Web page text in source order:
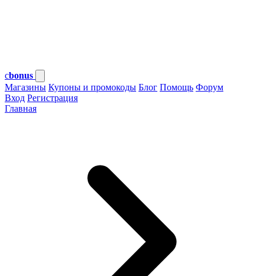
cbonus
Магазины Купоны и промокоды Блог Помощь Форум
Вход Регистрация
Главная